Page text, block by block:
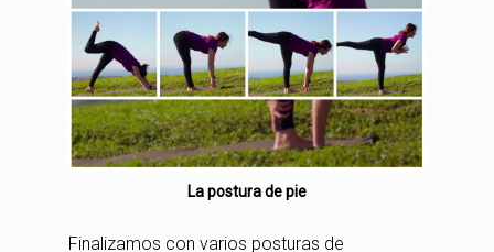
La postura de pie
Finalizamos con varios posturas de